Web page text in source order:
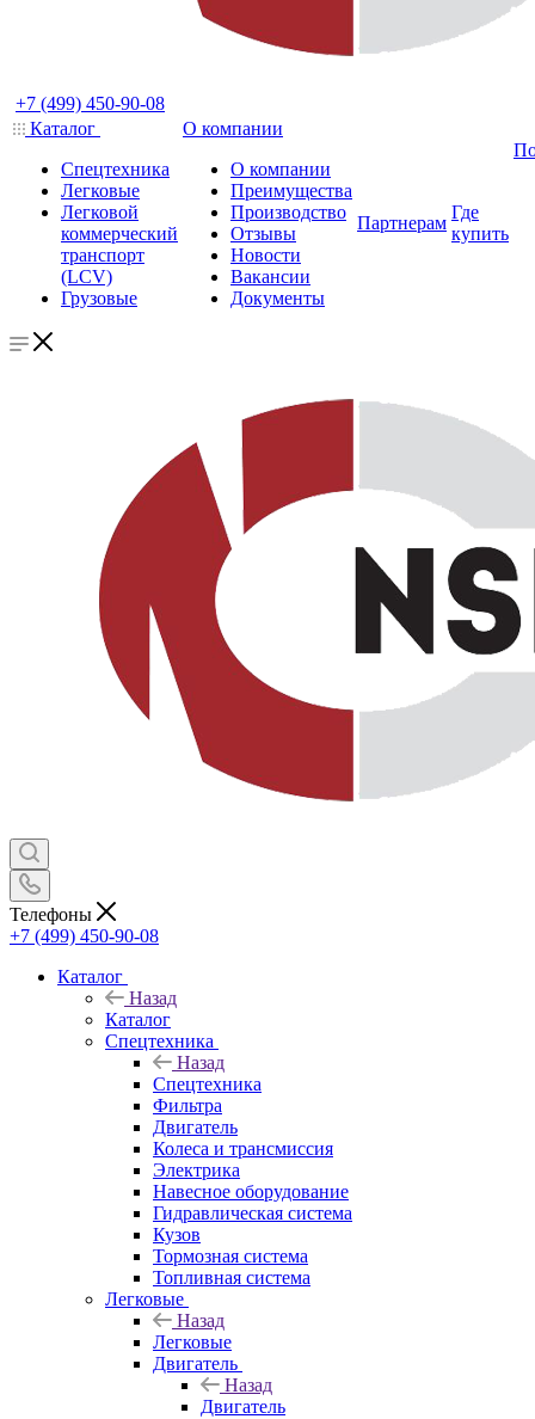
+7 (499) 450-90-08
Каталог
Спецтехника
Легковые
Легковой
коммерческий
транспорт
(LCV)
Грузовые
О компании
О компании
Преимущества
Производство
Отзывы
Новости
Вакансии
Документы
Партнерам
Где
купить
Телефоны
+7 (499) 450-90-08
Каталог
Назад
Каталог
Спецтехника
Назад
Спецтехника
Фильтра
Двигатель
Колеса и трансмиссия
Электрика
Навесное оборудование
Гидравлическая система
Кузов
Тормозная система
Топливная система
Легковые
Назад
Легковые
Двигатель
Назад
Двигатель